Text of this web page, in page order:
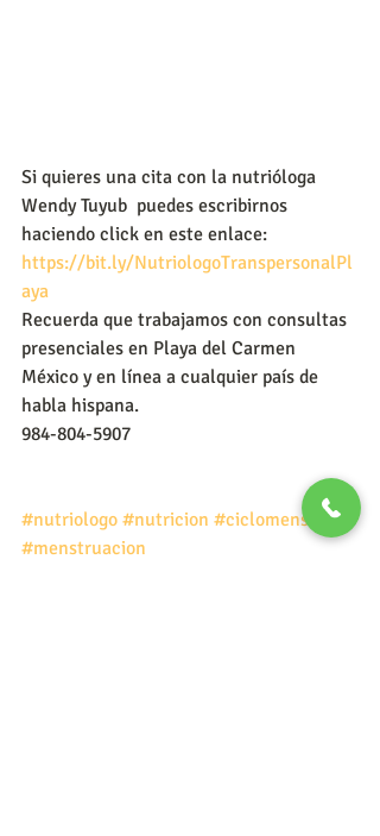
Si quieres una cita con la nutrióloga
Wendy Tuyub  puedes escribirnos
haciendo click en este enlace:
https://bit.ly/NutriologoTranspersonalPl
aya
Recuerda que trabajamos con consultas
presenciales en Playa del Carmen
México y en línea a cualquier país de
habla hispana.
984-804-5907
#nutriologo #nutricion #ciclomenstrual
#menstruacion